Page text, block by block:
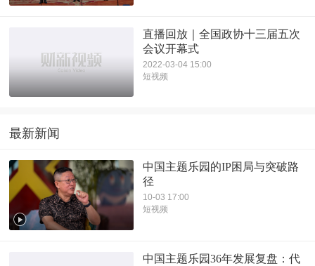
直播回放｜全国政协十三届五次
会议开幕式
2022-03-04 15:00
短视频
最新新闻
中国主题乐园的IP困局与突破路
径
10-03 17:00
短视频
中国主题乐园36年发展复盘：代